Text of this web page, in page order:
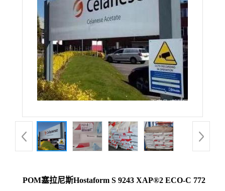
POM塞拉尼斯Hostaform S 9243 XAP®2 ECO-C 772